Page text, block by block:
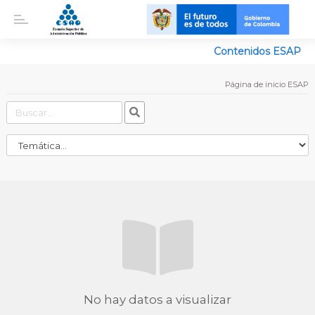
Contenidos ESAP
Página de inicio ESAP
No hay datos a visualizar